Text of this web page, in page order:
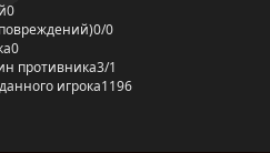
0
0/0
0
противника3/1
игрока1196